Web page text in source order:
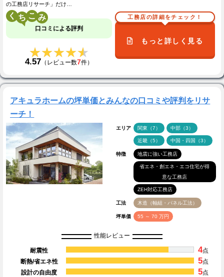
の工務店リサーチ」だけ…
く こ
口コミによる評判
★★★★★
★★★★★
4.57 （レビュー数7件）
工務店の詳細をチェック！
もっと詳しく見る
アキュラホームの坪単価とみんなの口コミや評判をリサ
ーチ！
エリア 関東（7） 中部（3）
近畿（5） 中国・四国（3）
特徴 地震に強い工務店
省エネ・創エネ・エコ住宅が得
意な工務店
ZEH対応工務店
工法 木造（軸組・パネル工法）
坪単価 55 ～ 70 万円
性能レビュー
耐震性 4点
断熱/省エネ性
5点
設計の自由度
5点